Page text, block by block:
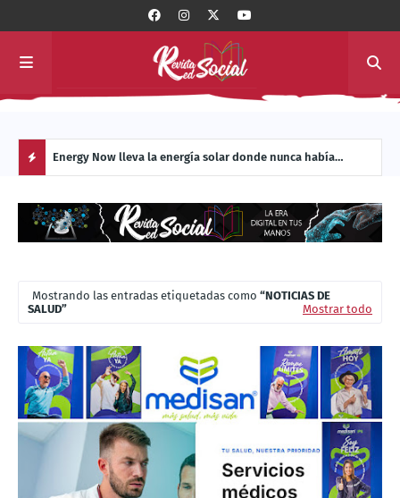
P
S
T
Energy Now lleva la energía solar donde nunca había
América Latina
Mostrando las entradas etiquetadas como
NOTICIAS DE
SALUD
Mostrar todo